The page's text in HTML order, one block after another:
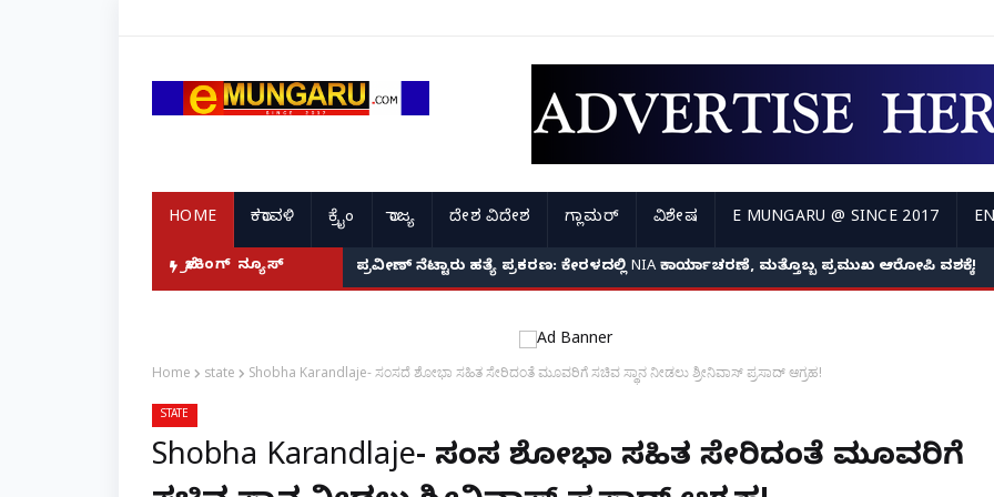
HOME ಕರಾವಳಿ ಕ್ರೈಂ ರಾಜ್ಯ ದೇಶ ವಿದೇಶ ಗ್ಲಾಮರ್ ವಿಶೇಷ E MUNGARU @ SINCE 2017
ಬ್ರೇಕಿಂಗ್ ನ್ಯೂಸ್
ಸುಸ್ಮಿತಾ ಮುಖರ್ಜಿ ಕಣ್ಣೀರಿನ ಹಣೆಬರಹ! ಪ್ರವೀಣ್ ನೆಟ್ಟಾರು ಹತ್ಯೆ ಪ್ರಕರಣ: ಕೇರಳದಲ್ಲಿ NIA ಕಾರ್ಯಾಚರಣೆ, ಮತ್ತೊಬ್ಬ ಪ್ರಮುಖ ಆರೋಪಿ ವಶಕ್ಕೆ!
Home state Shobha Karandlaje- ಸಂಸದೆ ಶೋಭಾ ಸಹಿತ ಸೇರಿದಂತೆ ಮೂವರಿಗೆ ಸಚಿವ ಸ್ಥಾನ ನೀಡಲು ಶ್ರೀನಿವಾಸ್ ಪ್ರಸಾದ್ ಆಗ್ರಹ!
STATE
Shobha Karandlaje- ಸಂಸದೆ ಶೋಭಾ ಸಹಿತ ಸೇರಿದಂತೆ ಮೂವರಿಗೆ